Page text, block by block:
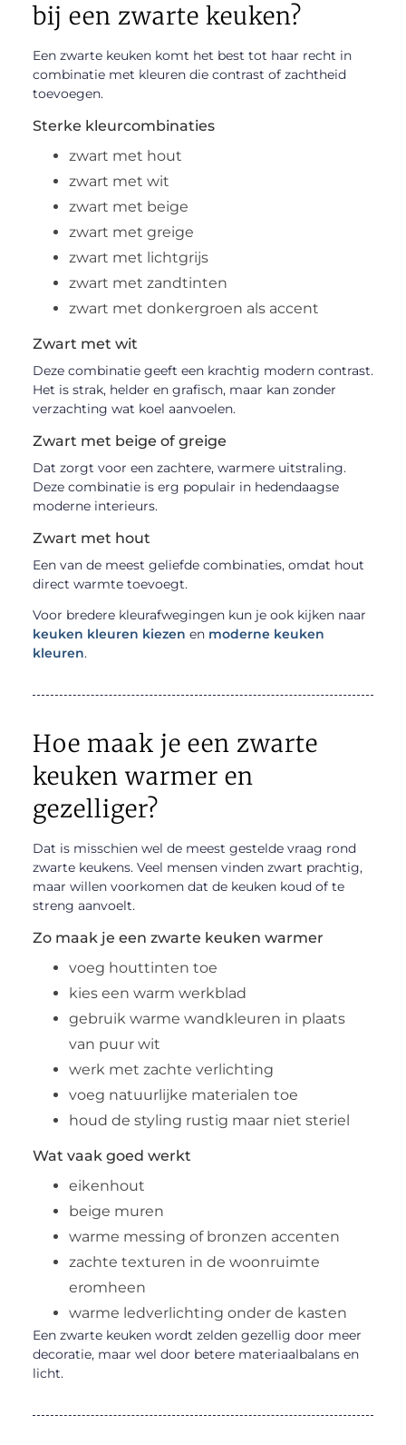
bij een zwarte keuken?
Een zwarte keuken komt het best tot haar recht in
combinatie met kleuren die contrast of zachtheid
toevoegen.
Sterke kleurcombinaties
zwart met hout
zwart met wit
zwart met beige
zwart met greige
zwart met lichtgrijs
zwart met zandtinten
zwart met donkergroen als accent
Zwart met wit
Deze combinatie geeft een krachtig modern contrast.
Het is strak, helder en grafisch, maar kan zonder
verzachting wat koel aanvoelen.
Zwart met beige of greige
Dat zorgt voor een zachtere, warmere uitstraling.
Deze combinatie is erg populair in hedendaagse
moderne interieurs.
Zwart met hout
Een van de meest geliefde combinaties, omdat hout
direct warmte toevoegt.
Voor bredere kleurafwegingen kun je ook kijken naar
keuken kleuren kiezen en moderne keuken
kleuren.
Hoe maak je een zwarte
keuken warmer en
gezelliger?
Dat is misschien wel de meest gestelde vraag rond
zwarte keukens. Veel mensen vinden zwart prachtig,
maar willen voorkomen dat de keuken koud of te
streng aanvoelt.
Zo maak je een zwarte keuken warmer
voeg houttinten toe
kies een warm werkblad
gebruik warme wandkleuren in plaats
van puur wit
werk met zachte verlichting
voeg natuurlijke materialen toe
houd de styling rustig maar niet steriel
Wat vaak goed werkt
eikenhout
beige muren
warme messing of bronzen accenten
zachte texturen in de woonruimte
eromheen
warme ledverlichting onder de kasten
Een zwarte keuken wordt zelden gezellig door meer
decoratie, maar wel door betere materiaalbalans en
licht.